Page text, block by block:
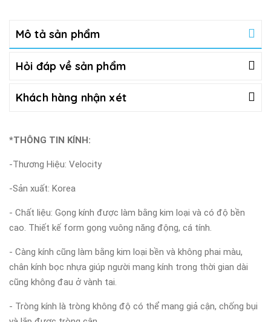
Mô tả sản phẩm
Hỏi đáp về sản phẩm
Khách hàng nhận xét
*THÔNG TIN KÍNH:
-Thương Hiệu: Velocity
-Sản xuất: Korea
- Chất liệu: Gọng kính được làm bằng kim loại và có độ bền
cao. Thiết kế form gọng vuông năng động, cá tính.
- Càng kính cũng làm bằng kim loại bền và không phai màu,
chân kính bọc nhựa giúp người mang kính trong thời gian dài
cũng không đau ở vành tai.
- Tròng kính là tròng không độ có thể mang giả cận, chống bụi